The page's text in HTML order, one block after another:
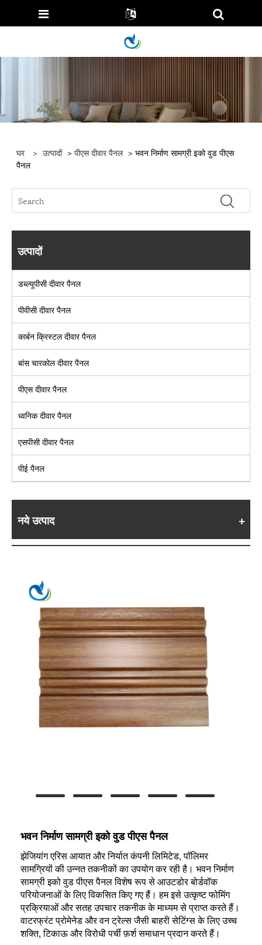
घर > उत्पादों >पीएस दीवार पैनल > भवन निर्माण सामग्री इको वुड पीएस
पैनल
उत्पादों
डब्ल्यूपीसी दीवार पैनल
पीवीसी दीवार पैनल
कार्बन क्रिस्टल दीवार पैनल
बांस चारकोल दीवार पैनल
पीएस दीवार पैनल
ध्वनिक दीवार पैनल
एसपीसी दीवार पैनल
पीई पैनल
नये उत्पाद
भवन निर्माण सामग्री इको वुड पीएस पैनल
झेजियांग एरिस आयात और निर्यात कंपनी लिमिटेड, पॉलिमर
सामग्रियों की उन्नत तकनीकों का उपयोग कर रही है। भवन निर्माण
सामग्री इको वुड पीएस पैनल विशेष रूप से आउटडोर बोर्डवॉक
परियोजनाओं के लिए विकसित किए गए हैं। हम इसे उत्कृष्ट फोमिंग
प्रक्रियाओं और सतह उपचार तकनीक के माध्यम से प्राप्त करते हैं।
वाटरफ्रंट प्रोमेनेड और वन ट्रेल्स जैसी बाहरी सेटिंग्स के लिए उच्च
शक्ति, टिकाऊ और विरोधी पर्ची फ़र्श समाधान प्रदान करते हैं।